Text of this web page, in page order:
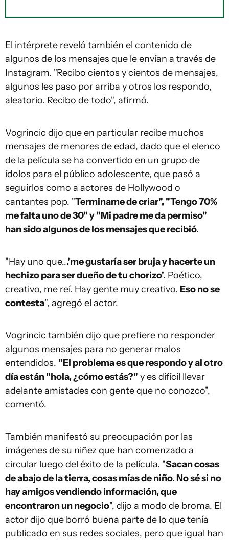
El intérprete reveló también el contenido de
algunos de los mensajes que le envían a través de
Instagram. "Recibo cientos y cientos de mensajes,
algunos les paso por arriba y otros los respondo,
aleatorio. Recibo de todo", afirmó.
Vogrincic dijo que en particular recibe muchos
mensajes de menores de edad, dado que el elenco
de la película se ha convertido en un grupo de
ídolos para el público adolescente, que pasó a
seguirlos como a actores de Hollywood o
cantantes pop. "Terminame de criar", "Tengo 70%
me falta uno de 30" y "Mi padre me da permiso"
han sido algunos de los mensajes que recibió.
"Hay uno que...'me gustaría ser bruja y hacerte un
hechizo para ser dueño de tu chorizo'. Poético,
creativo, me reí. Hay gente muy creativo. Eso no se
contesta", agregó el actor.
Vogrincic también dijo que prefiere no responder
algunos mensajes para no generar malos
entendidos. "El problema es que respondo y al otro
día están "hola, ¿cómo estás?" y es difícil llevar
adelante amistades con gente que no conozco",
comentó.
También manifestó su preocupación por las
imágenes de su niñez que han comenzado a
circular luego del éxito de la película. "Sacan cosas
de abajo de la tierra, cosas mías de niño. No sé si no
hay amigos vendiendo información, que
encontraron un negocio", dijo a modo de broma. El
actor dijo que borró buena parte de lo que tenía
publicado en sus redes sociales, pero que igual han